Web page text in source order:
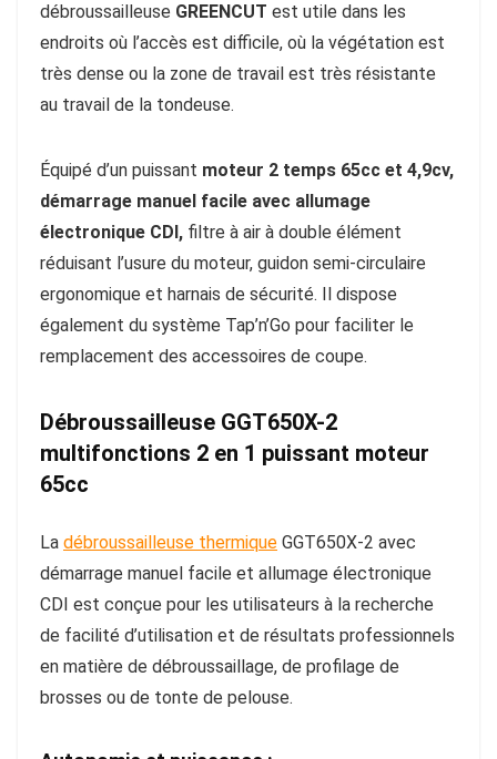
débroussailleuse GREENCUT est utile dans les
endroits où l’accès est difficile, où la végétation est
très dense ou la zone de travail est très résistante
au travail de la tondeuse.
Équipé d’un puissant moteur 2 temps 65cc et 4,9cv,
démarrage manuel facile avec allumage
électronique CDI, filtre à air à double élément
réduisant l’usure du moteur, guidon semi-circulaire
ergonomique et harnais de sécurité. Il dispose
également du système Tap’n’Go pour faciliter le
remplacement des accessoires de coupe.
Débroussailleuse GGT650X-2
multifonctions 2 en 1 puissant moteur
65cc
La débroussailleuse thermique GGT650X-2 avec
démarrage manuel facile et allumage électronique
CDI est conçue pour les utilisateurs à la recherche
de facilité d’utilisation et de résultats professionnels
en matière de débroussaillage, de profilage de
brosses ou de tonte de pelouse.